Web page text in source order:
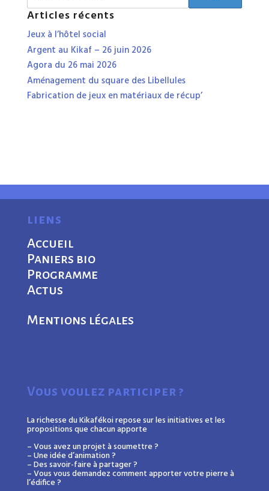
Articles récents
Jeux à l’hôtel social
Argent au Kikaf – 26 juin 2026
Agora du 26 mai 2026
Aménagement du square des Libellules
Fabrication de jeux en matériaux de récup’
liens
Accueil
Paniers bio
Programme
Actus
Mentions légales
Vous voulez participer ?
La richesse du Kikafékoi repose sur les initiatives et les
propositions que chacun apporte
– Vous avez un projet à soumettre ?
– Une idée d’animation ?
– Des savoir-faire à partager ?
– Vous vous demandez comment apporter votre pierre à
l’édifice ?